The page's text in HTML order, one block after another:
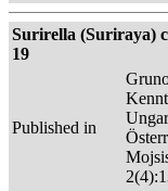
Surirella (Suriraya)
19
Published in